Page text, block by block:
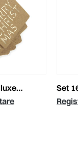
oro
set